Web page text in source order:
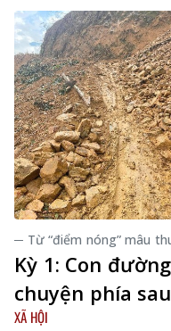
─ Từ “điểm nóng” mâu
Kỳ 1: Con
chuyện phía sau
XÃ HỘI